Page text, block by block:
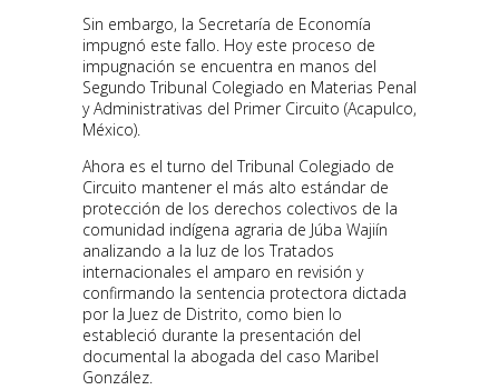
Sin embargo, la Secretaría de Economía
impugnó este fallo. Hoy este proceso de
impugnación se encuentra en manos del
Segundo Tribunal Colegiado en Materias Penal
y Administrativas del Primer Circuito (Acapulco,
México).
Ahora es el turno del Tribunal Colegiado de
Circuito mantener el más alto estándar de
protección de los derechos colectivos de la
comunidad indígena agraria de Júba Wajiín
analizando a la luz de los Tratados
internacionales el amparo en revisión y
confirmando la sentencia protectora dictada
por la Juez de Distrito, como bien lo
estableció durante la presentación del
documental la abogada del caso Maribel
González.